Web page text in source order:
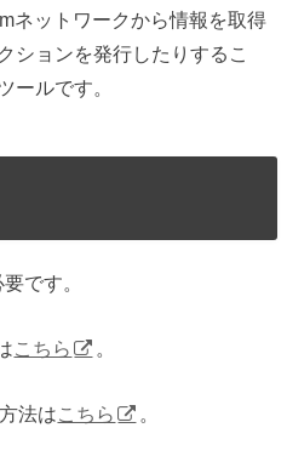
ネットワークから情報を取得
ションを発行したりするこ
ールです。
です。
こちら 。
法はこちら 。